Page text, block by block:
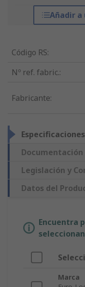
Añadir
Código RS:
Nº ref. fabric.:
Fabricante:
Especificaciones
Documentación
Legislación y
Datos del
Encuentra
Marca